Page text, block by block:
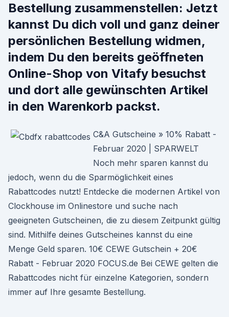
Bestellung zusammenstellen: Jetzt
kannst Du dich voll und ganz deiner
persönlichen Bestellung widmen,
indem Du den bereits geöffneten
Online-Shop von Vitafy besuchst
und dort alle gewünschten Artikel
in den Warenkorb packst.
C&A Gutscheine » 10% Rabatt -
Februar 2020 | SPARWELT
Noch mehr sparen kannst du
jedoch, wenn du die Sparmöglichkeit eines
Rabattcodes nutzt! Entdecke die modernen Artikel von
Clockhouse im Onlinestore und suche nach
geeigneten Gutscheinen, die zu diesem Zeitpunkt gültig
sind. Mithilfe deines Gutscheines kannst du eine
Menge Geld sparen. 10€ CEWE Gutschein + 20€
Rabatt - Februar 2020 FOCUS.de Bei CEWE gelten die
Rabattcodes nicht für einzelne Kategorien, sondern
immer auf Ihre gesamte Bestellung.